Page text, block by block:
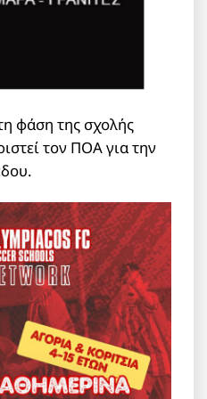
φάση της σχολής
τον ΠΟΑ για την